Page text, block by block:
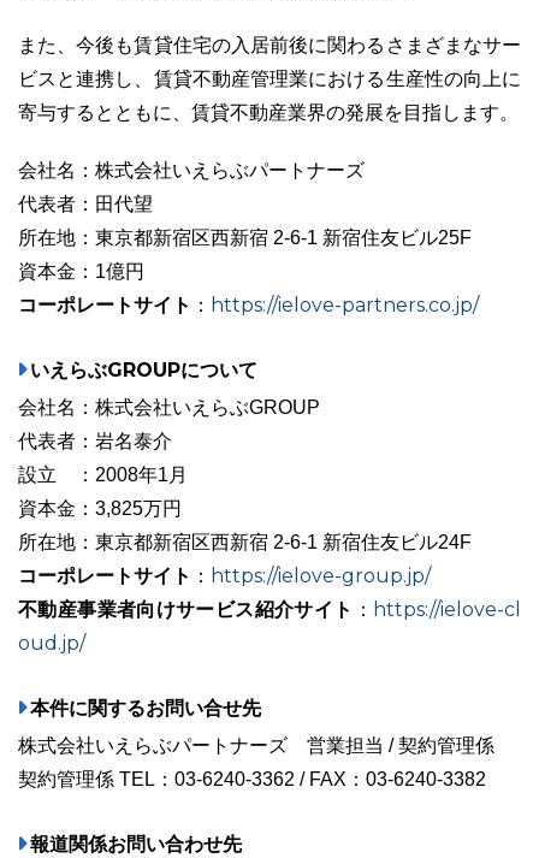
また、今後も賃貸住宅の入居前後に関わるさまざまなサー
ビスと連携し、賃貸不動産管理業における生産性の向上に
寄与するとともに、賃貸不動産業界の発展を目指します。
会社名：株式会社いえらぶパートナーズ
代表者：田代望
所在地：東京都新宿区西新宿 2-6-1 新宿住友ビル25F
資本金：1億円
コーポレートサイト ： https://ielove-partners.co.jp/
いえらぶGROUPについて
会社名：株式会社いえらぶGROUP
代表者：岩名泰介
設立 ：2008年1月
資本金：3,825万円
所在地：東京都新宿区西新宿 2-6-1 新宿住友ビル24F
コーポレートサイト ： https://ielove-group.jp/
不動産事業者向けサービス紹介サイト
： https://ielove-cl
oud.jp/
本件に関するお問い合せ先
株式会社いえらぶパートナーズ 営業担当 / 契約管理係
契約管理係 TEL：03-6240-3362 / FAX：03-6240-3382
報道関係お問い合わせ先